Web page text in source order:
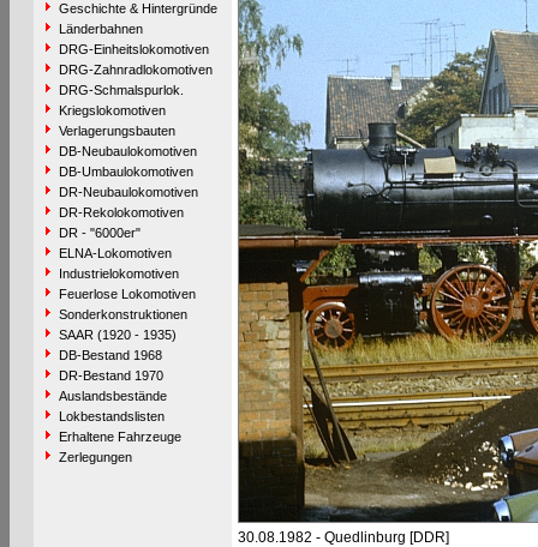
Geschichte & Hintergründe
Länderbahnen
DRG-Einheitslokomotiven
DRG-Zahnradlokomotiven
DRG-Schmalspurlok.
Kriegslokomotiven
Verlagerungsbauten
DB-Neubaulokomotiven
DB-Umbaulokomotiven
DR-Neubaulokomotiven
DR-Rekolokomotiven
DR - "6000er"
ELNA-Lokomotiven
Industrielokomotiven
Feuerlose Lokomotiven
Sonderkonstruktionen
SAAR (1920 - 1935)
DB-Bestand 1968
DR-Bestand 1970
Auslandsbestände
Lokbestandslisten
Erhaltene Fahrzeuge
Zerlegungen
30.08.1982 - Quedlinburg [DDR]